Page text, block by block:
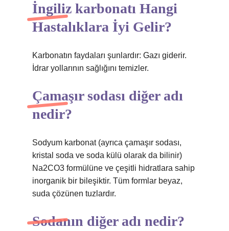
İngiliz karbonatı Hangi
Hastalıklara İyi Gelir?
Karbonatın faydaları şunlardır: Gazı giderir.
İdrar yollarının sağlığını temizler.
Çamaşır sodası diğer adı
nedir?
Sodyum karbonat (ayrıca çamaşır sodası,
kristal soda ve soda külü olarak da bilinir)
Na2CO3 formülüne ve çeşitli hidratlara sahip
inorganik bir bileşiktir. Tüm formlar beyaz,
suda çözünen tuzlardır.
Sodanın diğer adı nedir?